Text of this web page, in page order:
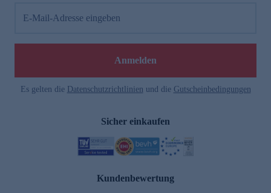
E-Mail-Adresse eingeben
Anmelden
Es gelten die Datenschutzrichtlinien und die Gutscheinbedingungen
Sicher einkaufen
Kundenbewertung